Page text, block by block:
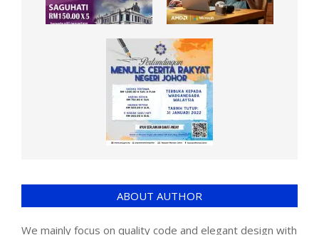
ABOUT AUTHOR
We mainly focus on quality code and elegant design with